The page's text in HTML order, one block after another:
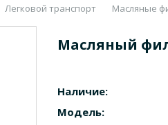
Легковой транспорт Масляные
Масляный
Наличие:
Модель: